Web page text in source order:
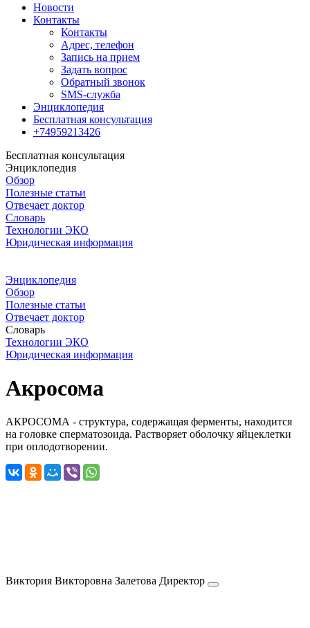
Новости
Контакты
Контакты
Адрес, телефон
Запись на прием
Задать вопрос
Обратный звонок
SMS-служба
Энциклопедия
Бесплатная консультация
+74959213426
Бесплатная консультация
Энциклопедия
Обзор
Полезные статьи
Отвечает доктор
Словарь
Технологии ЭКО
Юридическая информация
Энциклопедия
Обзор
Полезные статьи
Отвечает доктор
Словарь
Технологии ЭКО
Юридическая информация
Акросома
АКРОСОМА - структура, содержащая ферменты, находится
на головке сперматозоида. Растворяет оболочку яйцеклетки
при оплодотворении.
Виктория Викторовна Залетова Директор